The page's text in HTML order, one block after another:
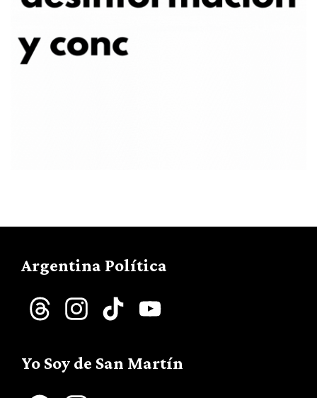
Argentina Política
Threads InstagramTikTok
Yo Soy de San Martín